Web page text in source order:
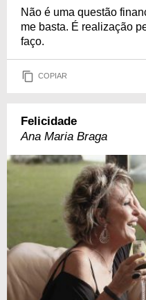
Não é uma questão
me basta. É realização
faço.
COPIAR
Felicidade
Ana Maria Braga